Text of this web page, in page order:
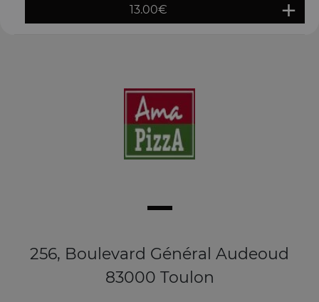
13.00€
256, Boulevard Général Audeoud
83000 Toulon